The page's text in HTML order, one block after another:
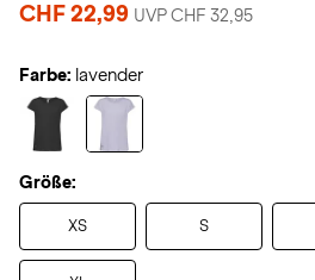
CHF 22,99 UVP CHF 32,95
Farbe: lavender
Größe:
XS S